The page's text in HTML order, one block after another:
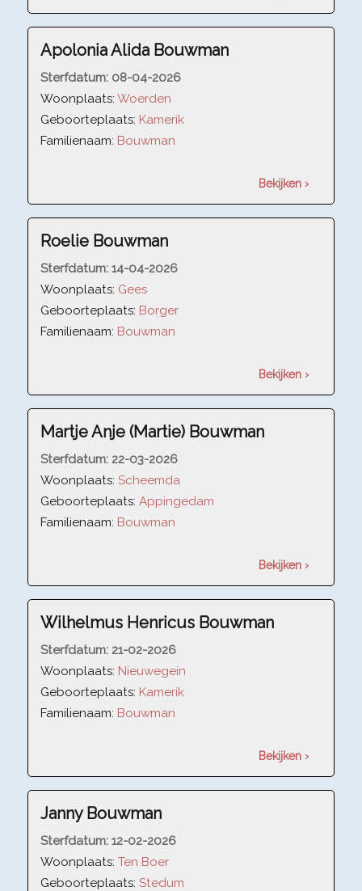
Apolonia Alida Bouwman
Sterfdatum: 08-04-2026
Woonplaats: Woerden
Geboorteplaats: Kamerik
Familienaam: Bouwman
Bekijken ›
Roelie Bouwman
Sterfdatum: 14-04-2026
Woonplaats: Gees
Geboorteplaats: Borger
Familienaam: Bouwman
Bekijken ›
Martje Anje (Martie) Bouwman
Sterfdatum: 22-03-2026
Woonplaats: Scheemda
Geboorteplaats: Appingedam
Familienaam: Bouwman
Bekijken ›
Wilhelmus Henricus Bouwman
Sterfdatum: 21-02-2026
Woonplaats: Nieuwegein
Geboorteplaats: Kamerik
Familienaam: Bouwman
Bekijken ›
Janny Bouwman
Sterfdatum: 12-02-2026
Woonplaats: Ten Boer
Geboorteplaats: Stedum